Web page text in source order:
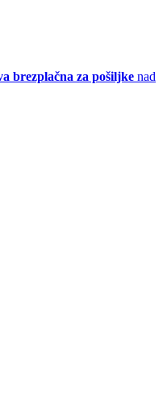
brezplačna za pošiljke nad